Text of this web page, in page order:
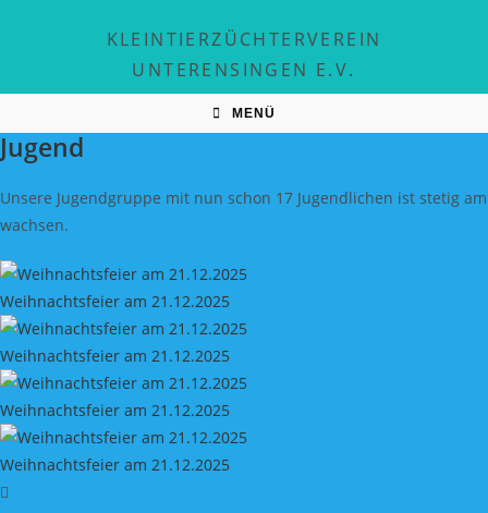
KLEINTIERZÜCHTERVEREIN
UNTERENSINGEN E.V.
MENÜ
Jugend
Unsere Jugendgruppe mit nun schon 17 Jugendlichen ist stetig am
wachsen.
Weihnachtsfeier am 21.12.2025
Weihnachtsfeier am 21.12.2025
Weihnachtsfeier am 21.12.2025
Weihnachtsfeier am 21.12.2025